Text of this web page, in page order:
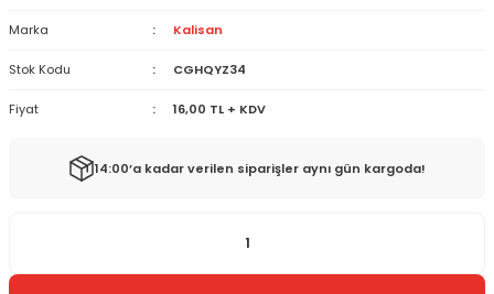
Marka Kalisan
Stok Kodu CGHQYZ34
Fiyat 16,00 TL + KDV
14:00’a kadar verilen siparişler aynı gün kargoda!